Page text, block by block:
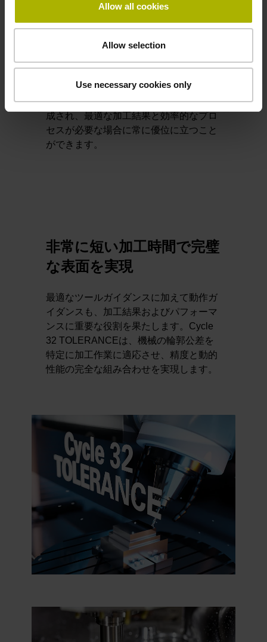
Allow all cookies
Allow selection
Use necessary cookies only
クロスシステム5軸加工
TCPM機能により、最適なツールガイダ
その結果、TNC 640を使用した5軸加工
により、非常に短時間で完璧な部品を作
成され、最適な加工結果と効率的なプロ
セスが必要な場合に常に優位に立つこと
ができます。
非常に短い加工時間で完璧
な表面を実現
最適なツールガイダンスに加えて動作ガ
イダンスも、加工結果およびパフォーマ
ンスに重要な役割を果たします。Cycle
32 TOLERANCEは、機械の輪郭公差を
特定に加工作業に適応させ、精度と動的
性能の完全な組み合わせを実現します。